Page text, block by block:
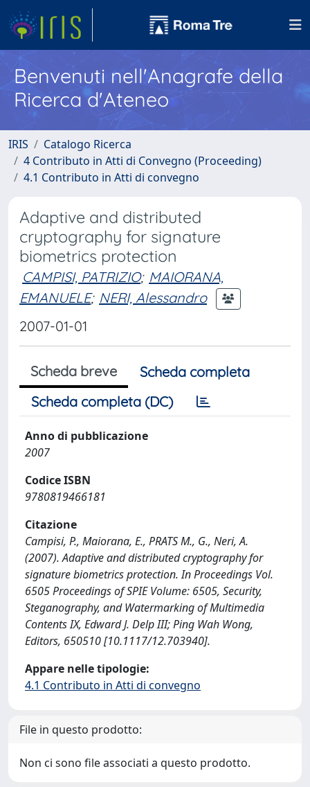
Benvenuti nell'Anagrafe della
Ricerca d'Ateneo
IRIS
Catalogo Ricerca
4 Contributo in Atti di Convegno (Proceeding)
4.1 Contributo in Atti di convegno
Adaptive and distributed
cryptography for signature
biometrics protection
CAMPISI, PATRIZIO; MAIORANA,
EMANUELE; NERI, Alessandro
2007-01-01
Scheda breve
Scheda completa
Scheda completa (DC)
Anno di pubblicazione
2007
Codice ISBN
9780819466181
Citazione
Campisi, P., Maiorana, E., PRATS M., G., Neri, A.
(2007). Adaptive and distributed cryptography for
signature biometrics protection. In Proceedings Vol.
6505 Proceedings of SPIE Volume: 6505, Security,
Steganography, and Watermarking of Multimedia
Contents IX, Edward J. Delp III; Ping Wah Wong,
Editors, 650510 [10.1117/12.703940].
Appare nelle tipologie:
4.1 Contributo in Atti di convegno
File in questo prodotto:
Non ci sono file associati a questo prodotto.